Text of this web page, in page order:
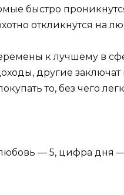
быстро
откликнутся на
к лучшему в
другие
то, без чего
— 5, цифра дня